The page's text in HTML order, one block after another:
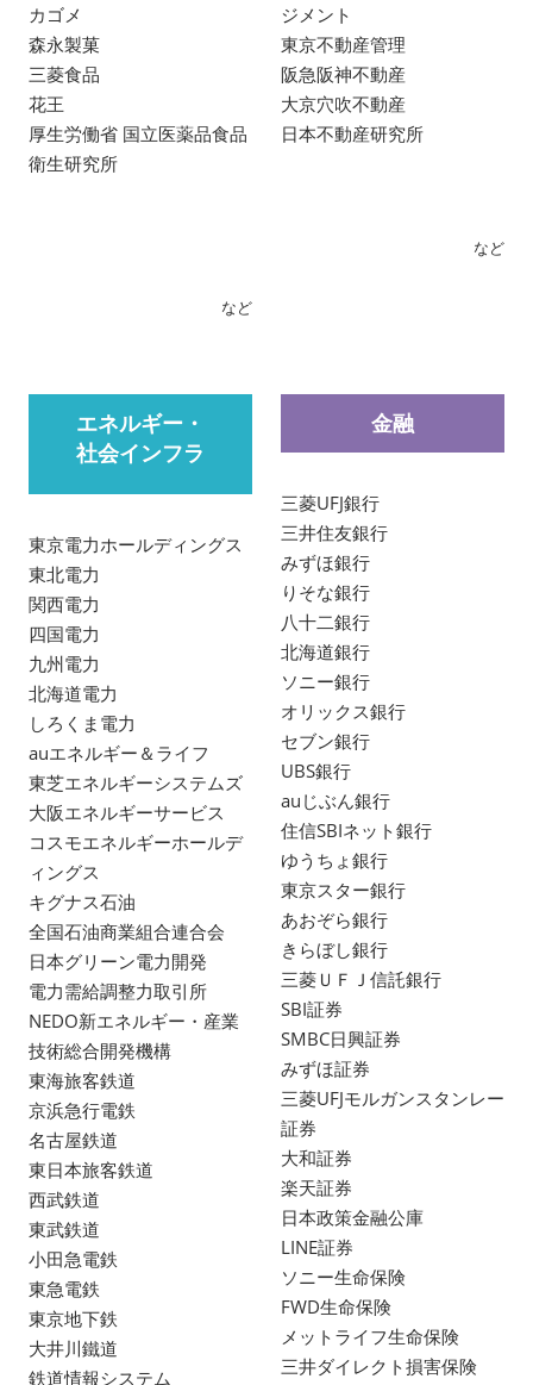
カゴメ
森永製菓
三菱食品
花王
厚生労働省 国立医薬品食品
衛生研究所
など
ジメント
東京不動産管理
阪急阪神不動産
大京穴吹不動産
日本不動産研究所
など
エネルギー・
社会インフラ
東京電力ホールディングス
東北電力
関西電力
四国電力
九州電力
北海道電力
しろくま電力
auエネルギー＆ライフ
東芝エネルギーシステムズ
大阪エネルギーサービス
コスモエネルギーホールデ
ィングス
キグナス石油
全国石油商業組合連合会
日本グリーン電力開発
電力需給調整力取引所
NEDO新エネルギー・産業
技術総合開発機構
東海旅客鉄道
京浜急行電鉄
名古屋鉄道
東日本旅客鉄道
西武鉄道
東武鉄道
小田急電鉄
東急電鉄
東京地下鉄
大井川鐵道
鉄道情報システム
金融
三菱UFJ銀行
三井住友銀行
みずほ銀行
りそな銀行
八十二銀行
北海道銀行
ソニー銀行
オリックス銀行
セブン銀行
UBS銀行
auじぶん銀行
住信SBIネット銀行
ゆうちょ銀行
東京スター銀行
あおぞら銀行
きらぼし銀行
三菱ＵＦＪ信託銀行
SBI証券
SMBC日興証券
みずほ証券
三菱UFJモルガンスタンレー
証券
大和証券
楽天証券
日本政策金融公庫
LINE証券
ソニー生命保険
FWD生命保険
メットライフ生命保険
三井ダイレクト損害保険